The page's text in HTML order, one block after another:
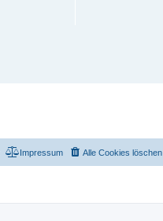
Alle Cookies löschen
Impressum